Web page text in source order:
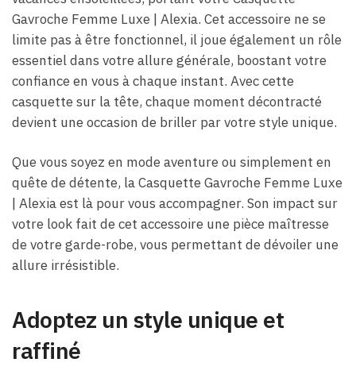
Gavroche Femme Luxe​ | Alexia. Cet accessoire ne se
limite pas à être fonctionnel, il joue également un rôle
essentiel dans votre allure générale, boostant votre
confiance en vous à chaque instant. Avec cette
casquette sur la tête, chaque moment décontracté
devient une occasion de briller par votre style unique.
Que vous soyez en mode aventure ou simplement en
quête de détente, la Casquette Gavroche Femme Luxe​
| Alexia est là pour vous accompagner. Son impact sur
votre look fait de cet accessoire une pièce maîtresse
de votre garde-robe, vous permettant de dévoiler une
allure irrésistible.
Adoptez un style unique et
raffiné